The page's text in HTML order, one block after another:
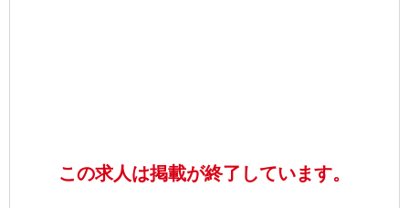
この求人は掲載が終了しています。